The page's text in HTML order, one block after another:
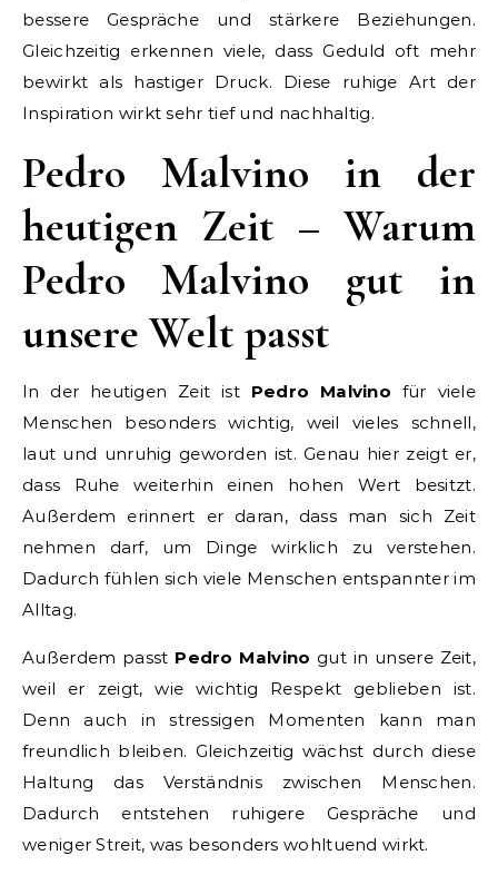
bessere Gespräche und stärkere Beziehungen.
Gleichzeitig erkennen viele, dass Geduld oft mehr
bewirkt als hastiger Druck. Diese ruhige Art der
Inspiration wirkt sehr tief und nachhaltig.
Pedro Malvino in der
heutigen Zeit – Warum
Pedro Malvino gut in
unsere Welt passt
In der heutigen Zeit ist Pedro Malvino für viele
Menschen besonders wichtig, weil vieles schnell,
laut und unruhig geworden ist. Genau hier zeigt er,
dass Ruhe weiterhin einen hohen Wert besitzt.
Außerdem erinnert er daran, dass man sich Zeit
nehmen darf, um Dinge wirklich zu verstehen.
Dadurch fühlen sich viele Menschen entspannter im
Alltag.
Außerdem passt Pedro Malvino gut in unsere Zeit,
weil er zeigt, wie wichtig Respekt geblieben ist.
Denn auch in stressigen Momenten kann man
freundlich bleiben. Gleichzeitig wächst durch diese
Haltung das Verständnis zwischen Menschen.
Dadurch entstehen ruhigere Gespräche und
weniger Streit, was besonders wohltuend wirkt.